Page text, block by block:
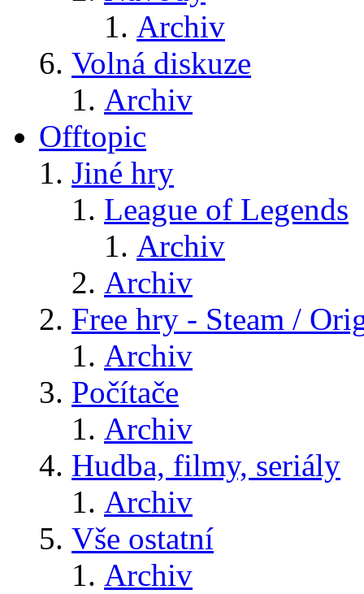
Archiv
Volná diskuze
Archiv
Offtopic
Jiné hry
League of Legends
Archiv
Archiv
Free hry - Steam /
Archiv
Počítače
Archiv
Hudba, filmy, seriály
Archiv
Vše ostatní
Archiv